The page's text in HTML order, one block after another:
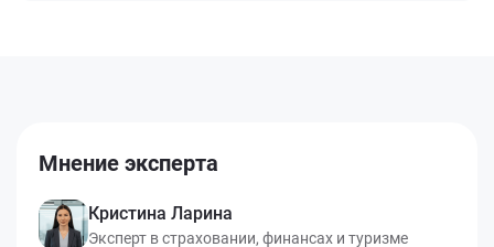
Мнение эксперта
Кристина Ларина
Эксперт в страховании, финансах и туризме